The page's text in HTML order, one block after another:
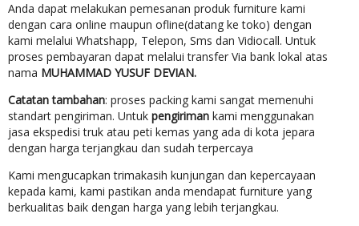
Anda dapat melakukan pemesanan produk furniture kami
dengan cara online maupun ofline(datang ke toko) dengan
kami melalui Whatshapp, Telepon, Sms dan Vidiocall. Untuk
proses pembayaran dapat melalui transfer Via bank lokal atas
nama MUHAMMAD YUSUF DEVIAN.
Catatan tambahan: proses packing kami sangat memenuhi
standart pengiriman. Untuk pengiriman kami menggunakan
jasa ekspedisi truk atau peti kemas yang ada di kota jepara
dengan harga terjangkau dan sudah terpercaya
Kami mengucapkan trimakasih kunjungan dan kepercayaan
kepada kami, kami pastikan anda mendapat furniture yang
berkualitas baik dengan harga yang lebih terjangkau.